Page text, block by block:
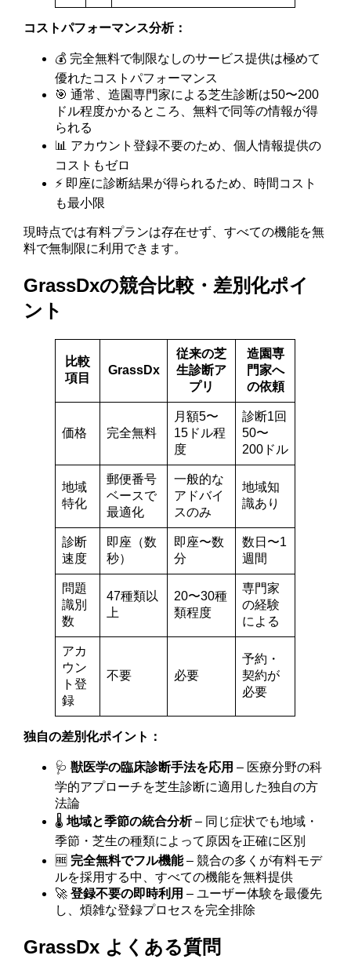
コストパフォーマンス分析：
💰 完全無料で制限なしのサービス提供は極めて
優れたコストパフォーマンス
🎯 通常、造園専門家による芝生診断は50〜200
ドル程度かかるところ、無料で同等の情報が得
られる
📊 アカウント登録不要のため、個人情報提供の
コストもゼロ
⚡ 即座に診断結果が得られるため、時間コスト
も最小限
現時点では有料プランは存在せず、すべての機能を無
料で無制限に利用できます。
GrassDxの競合比較・差別化ポイ
ント
比較
項目
GrassDx
従来の芝
生診断ア
プリ
造園専
門家へ
の依頼
価格 完全無料
月額5〜
15ドル程
度
診断1回
50〜
200ドル
地域
特化
郵便番号
ベースで
最適化
一般的な
アドバイ
スのみ
地域知
識あり
診断
速度
即座（数
秒）
即座〜数
分
数日〜1
週間
問題
識別
数
47種類以
上
20〜30種
類程度
専門家
の経験
による
アカ
ウン
ト登
録
不要 必要
予約・
契約が
必要
独自の差別化ポイント：
🩺獣医学の臨床診断手法を応用 – 医療分野の科
学的アプローチを芝生診断に適用した独自の方
法論
🌡️地域と季節の統合分析– 同じ症状でも地域・
季節・芝生の種類によって原因を正確に区別
🆓 完全無料でフル機能– 競合の多くが有料モデ
ルを採用する中、すべての機能を無料提供
🚀登録不要の即時利用 – ユーザー体験を最優先
し、煩雑な登録プロセスを完全排除
GrassDx よくある質問